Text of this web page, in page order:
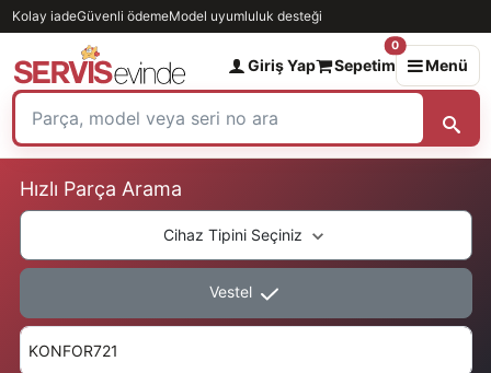
Kolay iadeGüvenli ödemeModel uyumluluk desteği
Giriş Yap Sepetim
0
Menü
Hızlı Parça Arama
Cihaz Tipini Seçiniz
Vestel